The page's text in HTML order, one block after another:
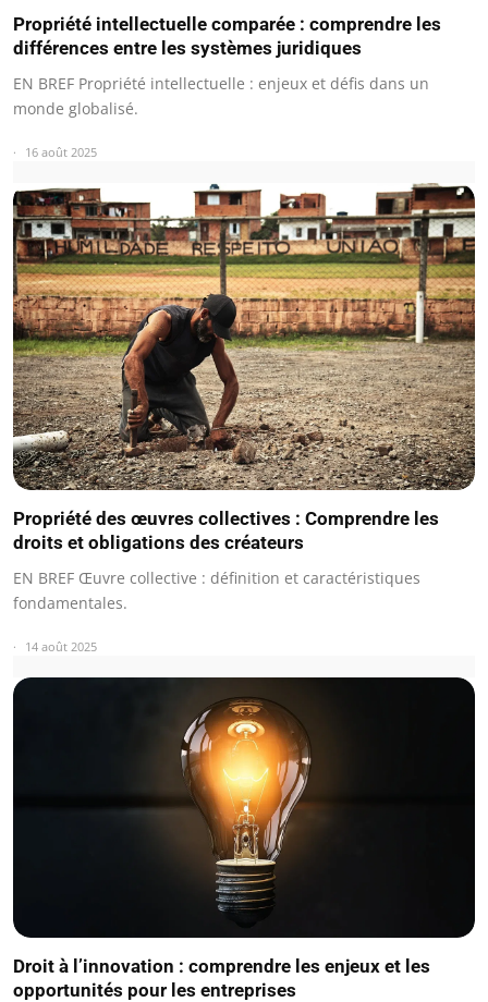
Propriété intellectuelle comparée : comprendre les
différences entre les systèmes juridiques
EN BREF Propriété intellectuelle : enjeux et défis dans un
monde globalisé.
16 août 2025
Propriété des œuvres collectives : Comprendre les
droits et obligations des créateurs
EN BREF Œuvre collective : définition et caractéristiques
fondamentales.
14 août 2025
Droit à l’innovation : comprendre les enjeux et les
opportunités pour les entreprises